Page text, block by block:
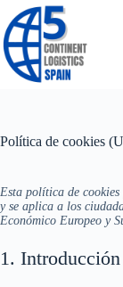
Saltar
al
contenido
Política de cookies
Esta política de
y se aplica a los
Económico Europeo y
1. Introducción